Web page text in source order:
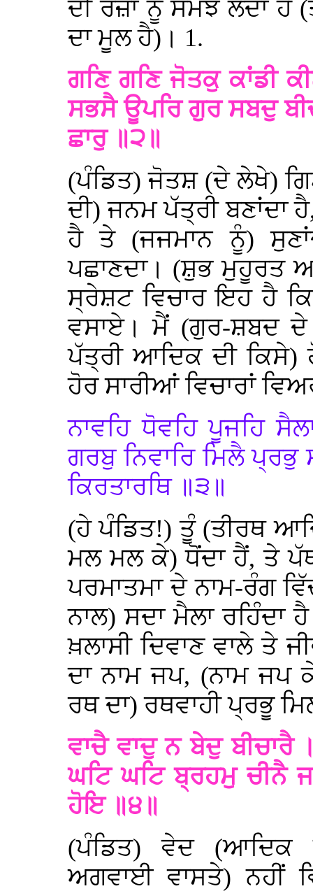
ਦੀ ਰਜ਼ਾ ਨੂੰ ਸਮਝ ਲੈਂਦਾ ਹੈ
ਦਾ ਮੂਲ ਹੈ)। 1.
ਗਣਿ ਗਣਿ ਜੋਤਕੁ ਕਾਂਡੀ
ਸਭਸੈ ਊਪਰਿ ਗੁਰ ਸਬਦੁ
ਛਾਰੁ ॥੨॥
(ਪੰਡਿਤ) ਜੋਤਸ਼ (ਦੇ ਲੇਖੇ)
ਦੀ) ਜਨਮ ਪੱਤ੍ਰੀ ਬਣਾਂਦਾ
ਹੈ ਤੇ (ਜਜਮਾਨ ਨੂੰ)
ਪਛਾਣਦਾ। (ਸ਼ੁਭ ਮੁਹੂਰਤ
ਸ੍ਰੇਸ਼ਟ ਵਿਚਾਰ ਇਹ ਹੈ
ਵਸਾਏ। ਮੈਂ (ਗੁਰ-ਸ਼ਬਦ
ਪੱਤ੍ਰੀ ਆਦਿਕ ਦੀ ਕਿਸੇ)
ਹੋਰ ਸਾਰੀਆਂ ਵਿਚਾਰਾਂ
ਨਾਵਹਿ ਧੋਵਹਿ ਪੂਜਹਿ
ਗਰਬੁ ਨਿਵਾਰਿ ਮਿਲੈ ਪ੍ਰਭੁ
ਕਿਰਤਾਰਥਿ ॥੩॥
(ਹੇ ਪੰਡਿਤ!) ਤੂੰ (ਤੀਰਥ
ਮਲ ਮਲ ਕੇ) ਧੋਂਦਾ ਹੈਂ, ਤੇ
ਪਰਮਾਤਮਾ ਦੇ ਨਾਮ-ਰੰਗ
ਨਾਲ) ਸਦਾ ਮੈਲਾ ਰਹਿੰਦਾ
ਖ਼ਲਾਸੀ ਦਿਵਾਣ ਵਾਲੇ ਤੇ
ਦਾ ਨਾਮ ਜਪ, (ਨਾਮ ਜਪ
ਰਥ ਦਾ) ਰਥਵਾਹੀ ਪ੍ਰਭੂ
ਵਾਚੈ ਵਾਦੁ ਨ ਬੇਦੁ
ਘਟਿ ਘਟਿ ਬ੍ਰਹਮੁ ਚੀਨੈ
ਹੋਇ ॥੪॥
(ਪੰਡਿਤ) ਵੇਦ (ਆਦਿਕ
ਅਗਵਾਈ ਵਾਸਤੇ) ਨਹੀਂ